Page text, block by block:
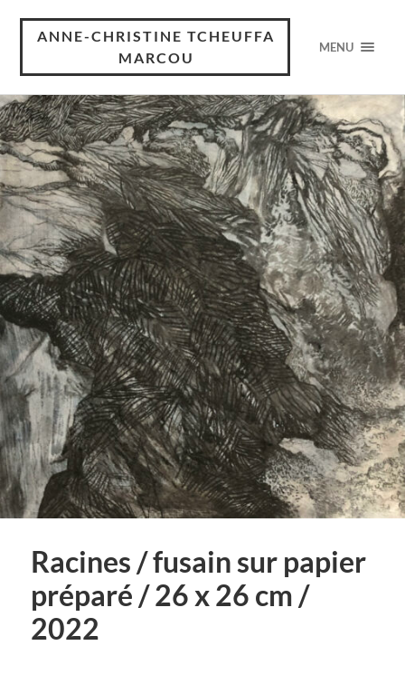
ANNE-CHRISTINE TCHEUFFA
MARCOU
MENU
Racines / fusain sur papier
préparé / 26 x 26 cm /
2022